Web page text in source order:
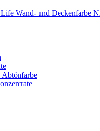
Wand- und Deckenfarbe